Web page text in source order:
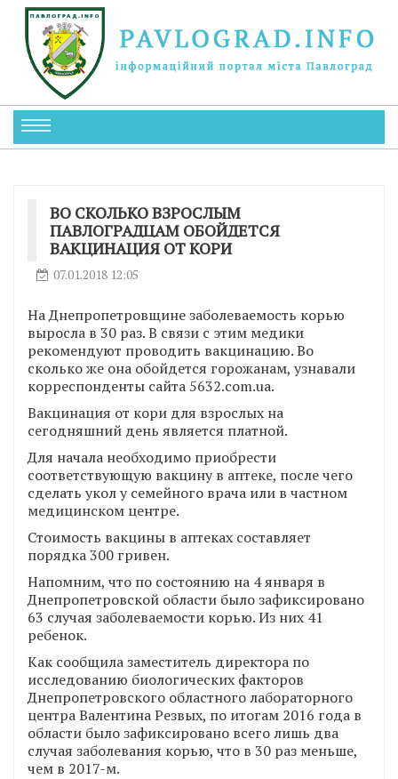
ВО СКОЛЬКО ВЗРОСЛЫМ
ПАВЛОГРАДЦАМ ОБОЙДЕТСЯ
ВАКЦИНАЦИЯ ОТ КОРИ
07.01.2018 12:05
На Днепропетровщине заболеваемость корью
выросла в 30 раз. В связи с этим медики
рекомендуют проводить вакцинацию. Во
сколько же она обойдется горожанам, узнавали
корреспонденты сайта 5632.com.ua.
Вакцинация от кори для взрослых на
сегодняшний день является платной.
Для начала необходимо приобрести
соответствующую вакцину в аптеке, после чего
сделать укол у семейного врача или в частном
медицинском центре.
Стоимость вакцины в аптеках составляет
порядка 300 гривен.
Напомним, что по состоянию на 4 января в
Днепропетровской области было зафиксировано
63 случая заболеваемости корью. Из них 41
ребенок.
Как сообщила заместитель директора по
исследованию биологических факторов
Днепропетровского областного лабораторного
центра Валентина Резвых, по итогам 2016 года в
области было зафиксировано всего лишь два
случая заболевания корью, что в 30 раз меньше,
чем в 2017-м.